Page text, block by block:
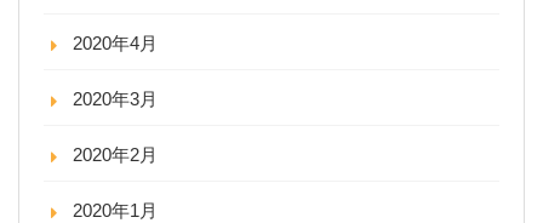
2020年4月
2020年3月
2020年2月
2020年1月